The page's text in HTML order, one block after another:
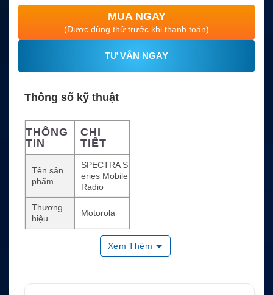
MUA NGAY
(Được dùng thử trước khi thanh toán)
TƯ VẤN NGAY
Thông số kỹ thuật
THÔNG
TIN
CHI
TIẾT
Tên sản
phẩm
SPECTRA S
eries Mobile
Radio
Thương
hiệu
Motorola
Bộ đàm di đ
ộng hai chiềXem Thêm